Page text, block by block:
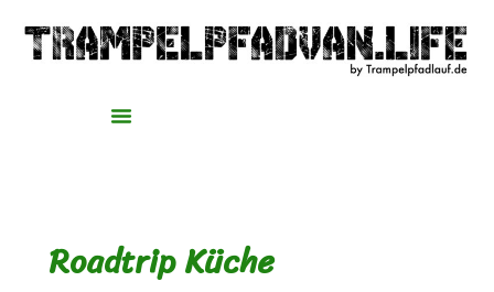
Inhalt
springen
Roadtrip Küche